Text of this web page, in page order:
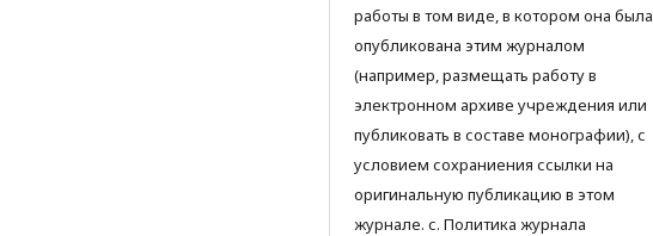
работы в том виде, в котором она была
опубликована этим журналом
(например, размещать работу в
электронном архиве учреждения или
публиковать в составе монографии), с
условием сохраниения ссылки на
оригинальную публикацию в этом
журнале. с. Политика журнала